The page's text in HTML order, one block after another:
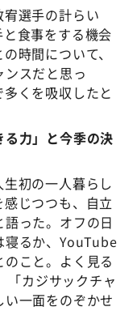
選手の計らい
食事をする機会
時間について、
ンスだと思っ
くを吸収したと
力」と今季の決
初の一人暮らし
じつつも、自立
った。オフの日
寝るか、YouTube
こと。よく見る
「カジサックチャ
一面をのぞかせ